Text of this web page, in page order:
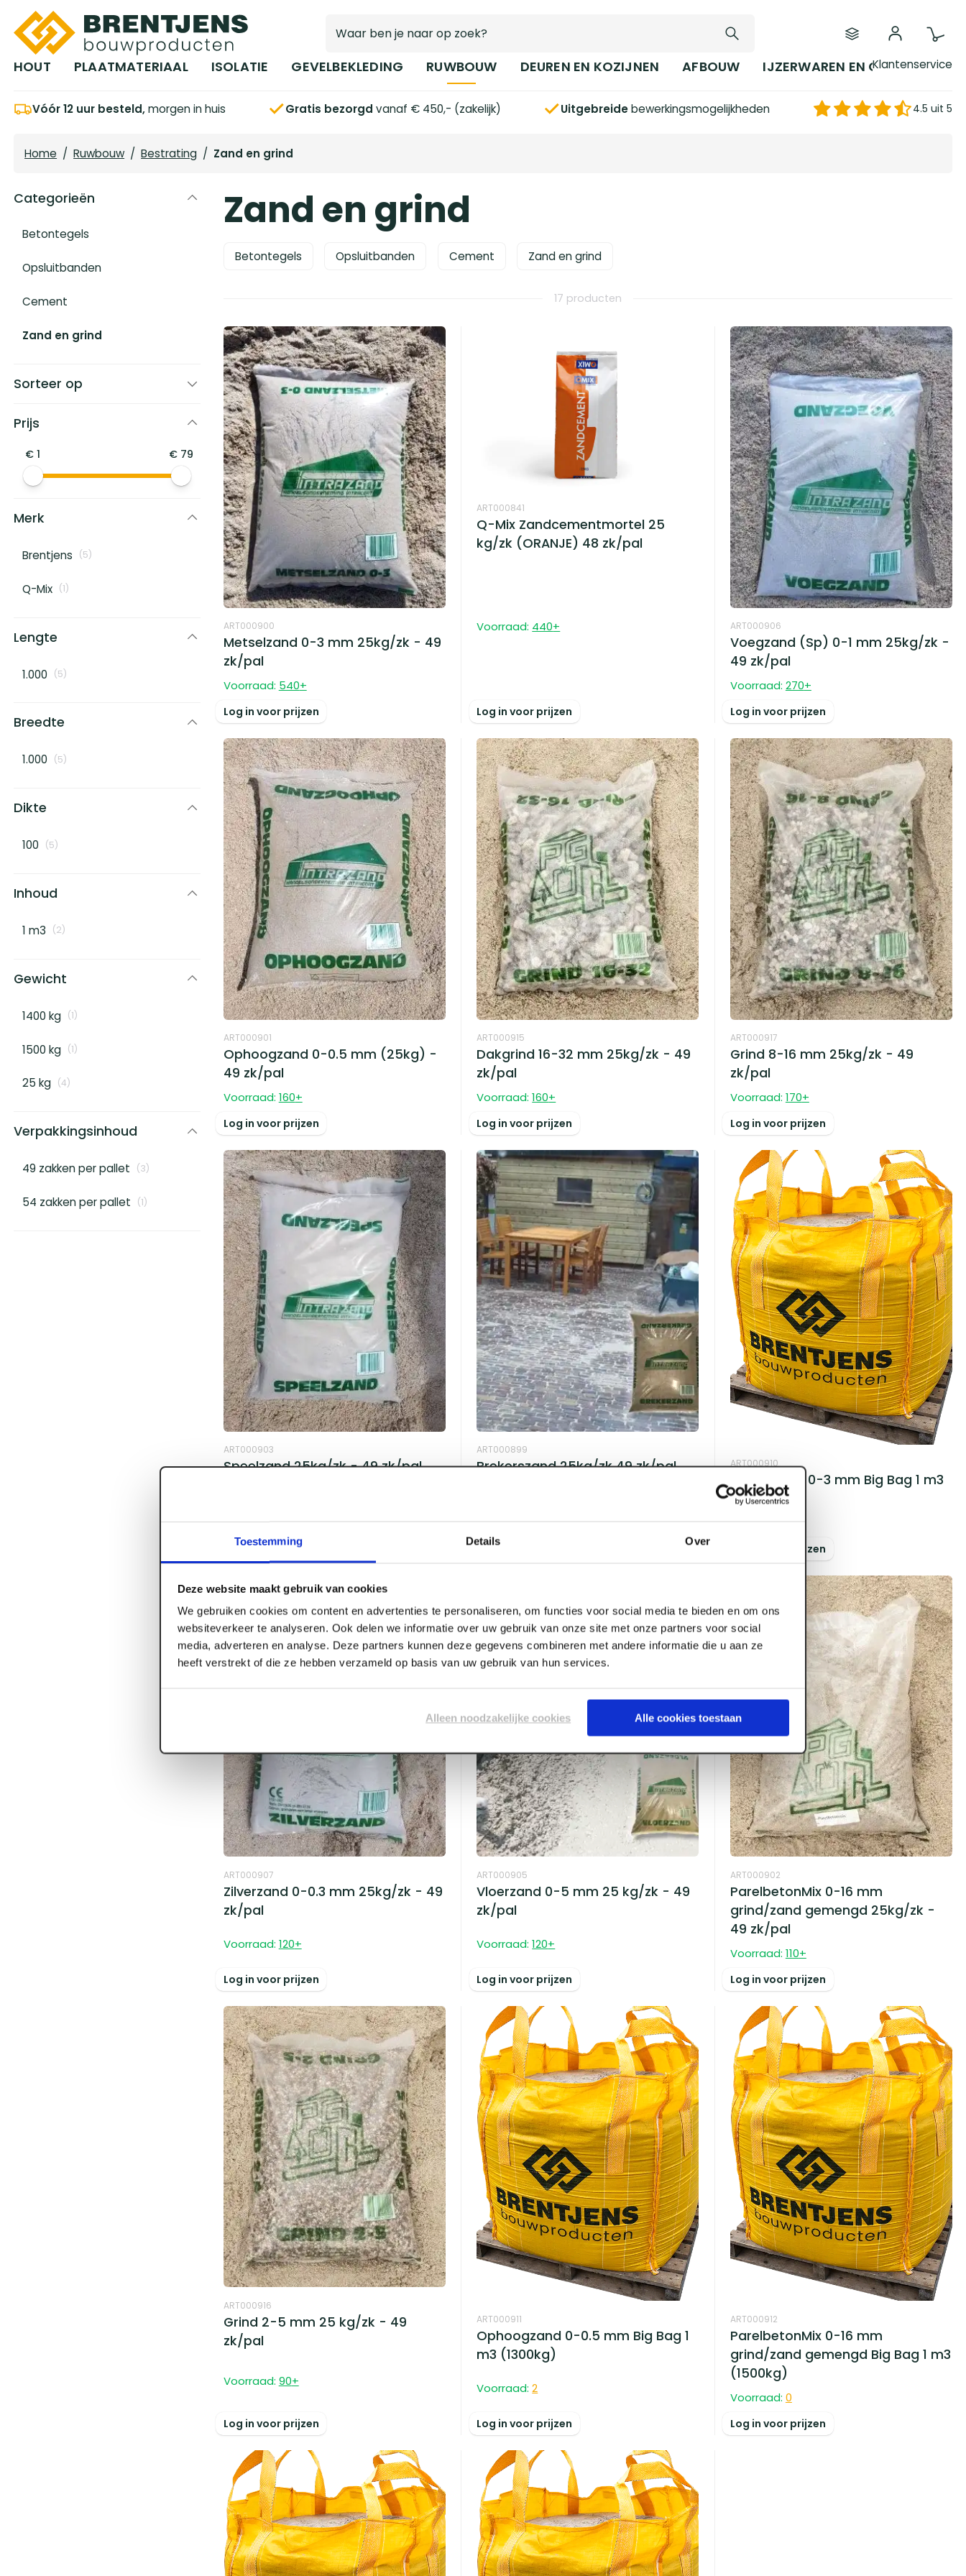
Toestemming Details Over
Deze website maakt gebruik van cookies
We gebruiken cookies om content en advertenties te personaliseren, om functies voor social media te bieden en om ons
websiteverkeer te analyseren. Ook delen we informatie over uw gebruik van onze site met onze partners voor social
media, adverteren en analyse. Deze partners kunnen deze gegevens combineren met andere informatie die u aan ze
heeft verstrekt of die ze hebben verzameld op basis van uw gebruik van hun services.
Alleen noodzakelijke cookies Alle cookies toestaan
Ga naar hoofdinhoud
HOUT PLAATMATERIAAL ISOLATIE GEVELBEKLEDING RUWBOUW DEUREN EN KOZIJNEN AFBOUW IJZERWAREN EN GEREEDSCHAP
Klantenservice
Vóór 12 uur besteld,morgen in huis Gratis bezorgd vanaf € 450,- (zakelijk) Uitgebreidebewerkingsmogelijkheden 4.5 uit 5
Home / Ruwbouw / Bestrating / Zand en grind
Zand en grind
Betontegels Opsluitbanden Cement Zand en grind
17 producten
ART000900
Metselzand 0-3 mm 25kg/zk - 49
zk/pal
Voorraad: 540+
Log in voor prijzen
ART000841
Q-Mix Zandcementmortel 25
kg/zk (ORANJE) 48 zk/pal
Voorraad: 440+
Log in voor prijzen
ART000906
Voegzand (Sp) 0-1 mm 25kg/zk -
49 zk/pal
Voorraad: 270+
Log in voor prijzen
ART000901
Ophoogzand 0-0.5 mm (25kg) -
49 zk/pal
Voorraad: 160+
Log in voor prijzen
ART000915
Dakgrind 16-32 mm 25kg/zk - 49
zk/pal
Voorraad: 160+
Log in voor prijzen
ART000917
Grind 8-16 mm 25kg/zk - 49
zk/pal
Voorraad: 170+
Log in voor prijzen
ART000903
Speelzand 25kg/zk - 49 zk/pal
Log in voor prijzen
ART000899
Brekerszand 25kg/zk 49 zk/pal
Log in voor prijzen
ART000910
Metselzand 0-3 mm Big Bag 1 m3
(1400kg)
Log in voor prijzen
ART000907
Zilverzand 0-0.3 mm 25kg/zk - 49
zk/pal
Voorraad: 120+
Log in voor prijzen
ART000905
Vloerzand 0-5 mm 25 kg/zk - 49
zk/pal
Voorraad: 120+
Log in voor prijzen
ART000902
ParelbetonMix 0-16 mm
grind/zand gemengd 25kg/zk -
49 zk/pal
Voorraad: 110+
Log in voor prijzen
ART000916
Grind 2-5 mm 25 kg/zk - 49
zk/pal
Voorraad: 90+
Log in voor prijzen
ART000911
Ophoogzand 0-0.5 mm Big Bag 1
m3 (1300kg)
Voorraad: 2
Log in voor prijzen
ART000912
ParelbetonMix 0-16 mm
grind/zand gemengd Big Bag 1 m3
(1500kg)
Voorraad: 0
Log in voor prijzen
Categorieën
Betontegels
Opsluitbanden
Cement
Zand en grind
Sorteer op
Prijs
€ 1 € 79
Merk
Brentjens (5)
Q-Mix (1)
Lengte
1.000 (5)
Breedte
1.000 (5)
Dikte
100 (5)
Inhoud
1 m3 (2)
Gewicht
1400 kg (1)
1500 kg (1)
25 kg (4)
Verpakkingsinhoud
49 zakken per pallet (3)
54 zakken per pallet (1)